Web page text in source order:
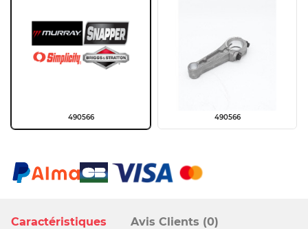
Caractéristiques Avis Clients (0)
490566 490566